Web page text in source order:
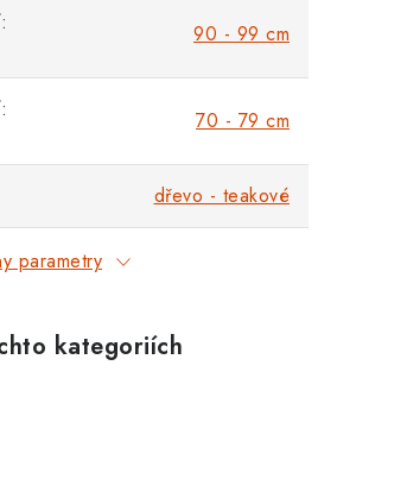
90 - 99 cm
70 - 79 cm
dřevo - teakové
parametry
kategoriích